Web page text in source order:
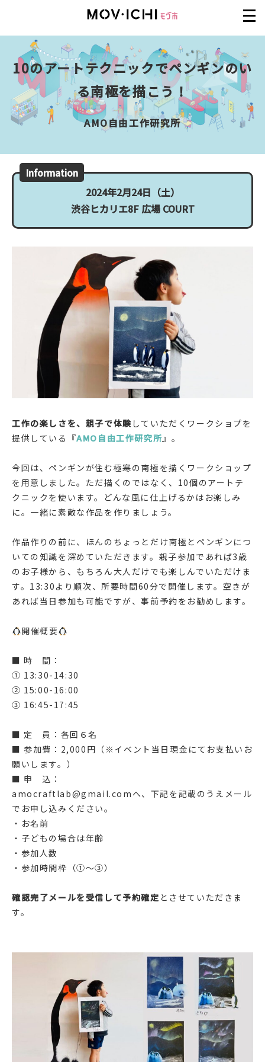
10のアートテクニックでペンギンのい
る南極を描こう！
AMO自由工作研究所
Information
2024年2月24日（土）
渋谷ヒカリエ8F 広場 COURT
工作の楽しさを、親子で体験 していただくワークショプを
提供している『AMO自由工作研究所』。
今回は、ペンギンが住む極寒の南極を描くワークショップ
を用意しました。ただ描くのではなく、10個のアートテ
クニックを使います。どんな風に仕上げるかはお楽しみ
に。一緒に素敵な作品を作りましょう。
作品作りの前に、ほんのちょっとだけ南極とペンギンにつ
いての知識を深めていただきます。親子参加であれば3歳
のお子様から、もちろん大人だけでも楽しんでいただけま
す。13:30より順次、所要時間60分で開催します。空きが
あれば当日参加も可能ですが、事前予約をお勧めします。
開催概要
■ 時 間：
① 13:30-14:30
② 15:00-16:00
③ 16:45-17:45
■ 定 員：各回６名
■ 参加費：2,000円（※イベント当日現金にてお支払いお
願いします。）
■ 申 込：
amocraftlab@gmail.comへ、下記を記載のうえメール
でお申し込みください。
・お名前
・子どもの場合は年齢
・参加人数
・参加時間枠（①〜③）
確認完了メールを受信して予約確定 とさせていただきま
す。